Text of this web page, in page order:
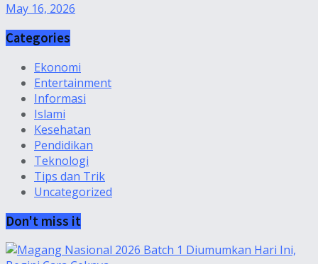
May 16, 2026
Categories
Ekonomi
Entertainment
Informasi
Islami
Kesehatan
Pendidikan
Teknologi
Tips dan Trik
Uncategorized
Don't miss it